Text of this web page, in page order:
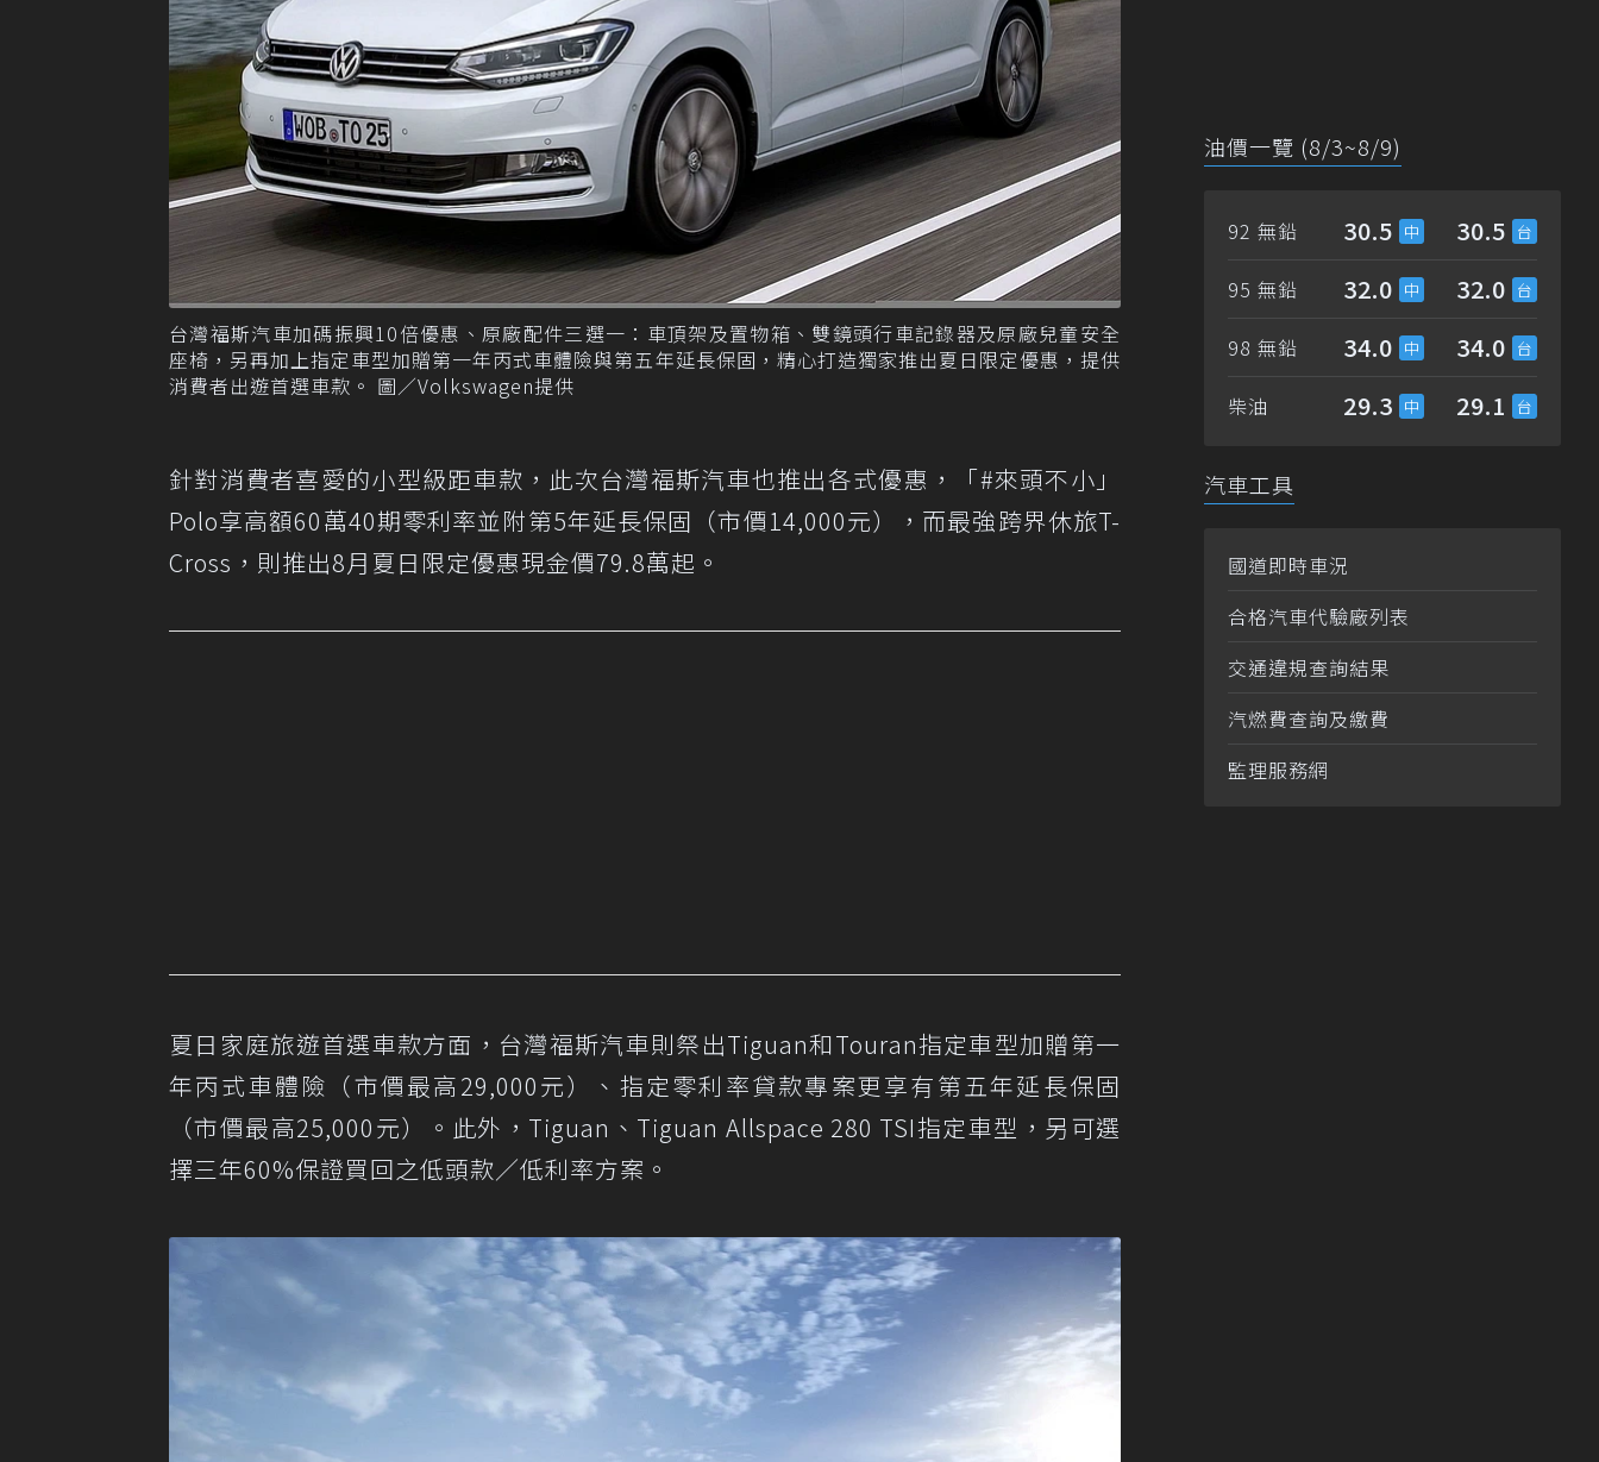
台灣福斯汽車加碼振興10倍優惠、原廠配件三選一：車頂架及置物箱、雙鏡頭行車記錄器及原廠兒童安全
座椅，另再加上指定車型加贈第一年丙式車體險與第五年延長保固，精心打造獨家推出夏日限定優惠，提供
消費者出遊首選車款。 圖／Volkswagen提供
針對消費者喜愛的小型級距車款，此次台灣福斯汽車也推出各式優惠，「#來頭不小」
Polo享高額60萬40期零利率並附第5年延長保固（市價14,000元），而最強跨界休旅T-
Cross，則推出8月夏日限定優惠現金價79.8萬起。
夏日家庭旅遊首選車款方面，台灣福斯汽車則祭出Tiguan和Touran指定車型加贈第一
年丙式車體險（市價最高29,000元）、指定零利率貸款專案更享有第五年延長保固
（市價最高25,000元）。此外，Tiguan、Tiguan Allspace 280 TSI指定車型，另可選
擇三年60%保證買回之低頭款／低利率方案。
油價一覽 (8/3~8/9)
92 無鉛 30.5 30.5
95 無鉛 32.0 32.0
98 無鉛 34.0 34.0
柴油 29.3 29.1
汽車工具
國道即時車況
合格汽車代驗廠列表
交通違規查詢結果
汽燃費查詢及繳費
監理服務網